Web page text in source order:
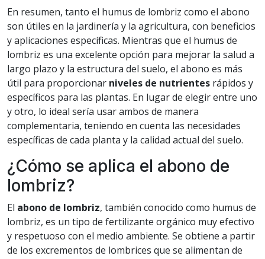
En resumen, tanto el humus de lombriz como el abono
son útiles en la jardinería y la agricultura, con beneficios
y aplicaciones específicas. Mientras que el humus de
lombriz es una excelente opción para mejorar la salud a
largo plazo y la estructura del suelo, el abono es más
útil para proporcionar niveles de nutrientes rápidos y
específicos para las plantas. En lugar de elegir entre uno
y otro, lo ideal sería usar ambos de manera
complementaria, teniendo en cuenta las necesidades
específicas de cada planta y la calidad actual del suelo.
¿Cómo se aplica el abono de
lombriz?
El abono de lombriz, también conocido como humus de
lombriz, es un tipo de fertilizante orgánico muy efectivo
y respetuoso con el medio ambiente. Se obtiene a partir
de los excrementos de lombrices que se alimentan de